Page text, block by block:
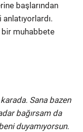
başlarından
bir muhabbete
Sana bazen
bağırsam da
duyamıyorsun.